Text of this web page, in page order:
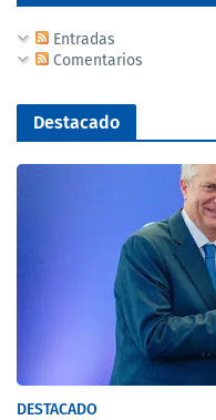
Entradas
Comentarios
Destacado
DESTACADO